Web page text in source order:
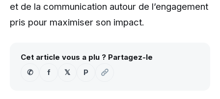
et de la communication autour de l’engagement
pris pour maximiser son impact.
Cet article vous a plu ? Partagez-le
✆
f 𝕏 P